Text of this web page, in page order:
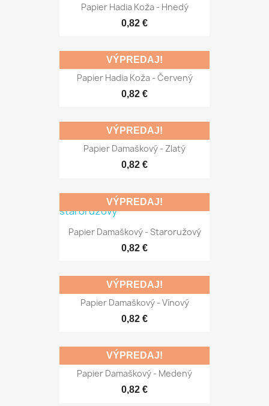
Papier Hadia Koža - Hnedý
0,82 €
Papier Hadia Koža - Červený
0,82 €
VÝPREDAJ!
Papier Damaškový - Zlatý
0,82 €
VÝPREDAJ!
Papier Damaškový - Staroružový
0,82 €
VÝPREDAJ!
Papier Damaškový - Vínový
0,82 €
VÝPREDAJ!
Papier Damaškový - Medený
0,82 €
VÝPREDAJ!